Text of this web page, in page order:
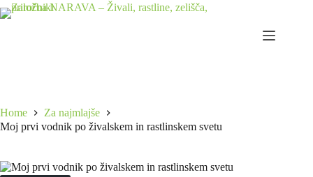
Skip
to
Home
Za najmlajše
Moj prvi vodnik po živalskem in rastlinskem svetu